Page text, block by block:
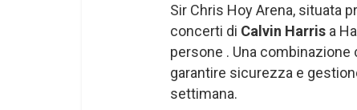
Sir Chris Hoy Arena, situata
concerti di Calvin Harris a
persone . Una
garantire sicurezza e
settimana.